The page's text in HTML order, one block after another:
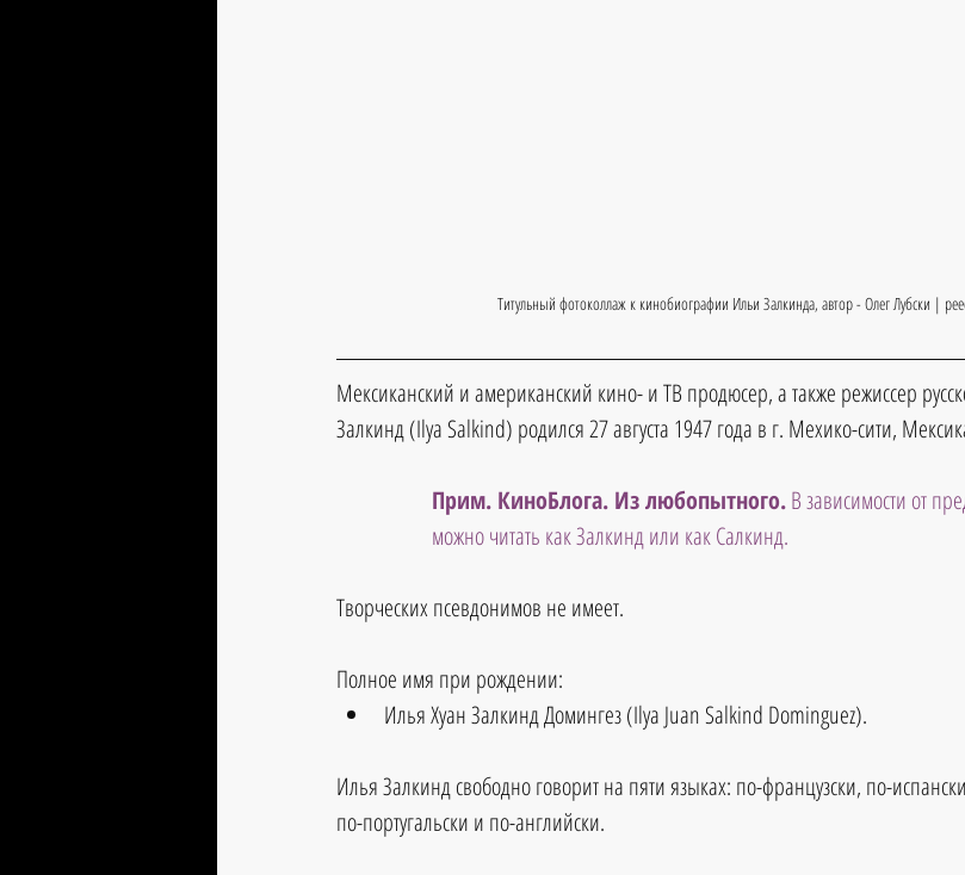
Титульный фотоколлаж к кинобиографии Ильи Залкинда, автор - Олег Лубски |
Мексиканский и американский кино- и ТВ продюсер, а также режиссер
Залкинд (Ilya Salkind) родился 27 августа 1947 года в г. Мехико-сити,
Прим. КиноБлога. Из любопытного. В зависимости от
можно читать как Залкинд или как Салкинд.
Творческих псевдонимов не имеет.
Полное имя при рождении:
Илья Хуан Залкинд Домингез (Ilya Juan Salkind Dominguez).
Илья Залкинд свободно говорит на пяти языках: по-французски, по-
по-португальски и по-английски.